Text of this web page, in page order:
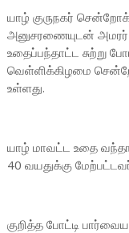
யாழ் குருநகர்
அனுசரணையுடன்
உதைப்பந்தாட்ட சுற்று
வெள்ளிக்கிழமை
உள்ளது.
யாழ் மாவட்ட உதை
40 வயதுக்கு
குறித்த போட்டி